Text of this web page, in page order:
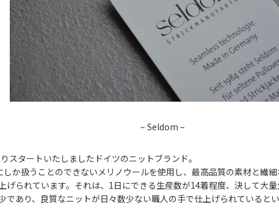
– Seldom –
スタートいたしましたドイツのニットブランド。
か扱うことのできないメリノウールを使用し、最高品質の素材と繊
げられています。それは、1日にできる生産数が14着程度、決して大
であり、良質なニットが日々数少ない職人の手で仕上げられているとい